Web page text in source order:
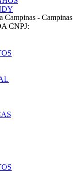
Campinas - Campinas
CNPJ: